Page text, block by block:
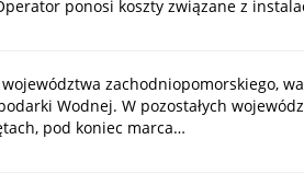
ponosi koszty związane z
zachodniopomorskiego,
Wodnej. W pozostałych
pod koniec marca…